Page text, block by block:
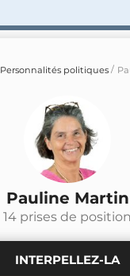
Personnalités politiques
Pauline Martin
14 prises de position
INTERPELLEZ-LA